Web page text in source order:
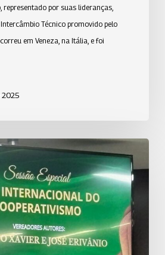
representado por suas lideranças,
Técnico promovido pelo
em Veneza, na Itália, e foi